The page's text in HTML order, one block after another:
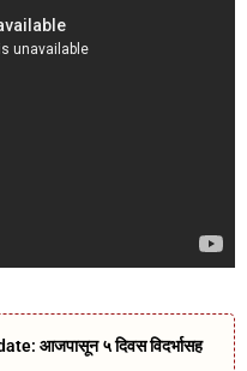
आजपासून ५ दिवस विदर्भासह